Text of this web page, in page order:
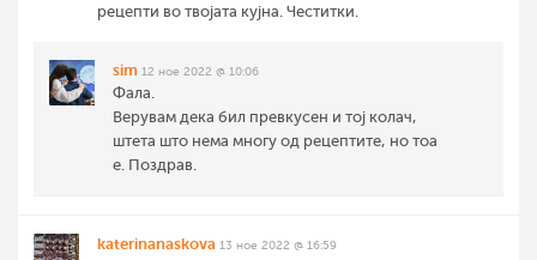
рецепти во твојата кујна. Честитки.
sim 12 ное 2022 @ 10:06
Фала.
Верувам дека бил превкусен и тој колач,
штета што нема многу од рецептите, но тоа
е. Поздрав.
katerinanaskova 13 ное 2022 @ 16:59